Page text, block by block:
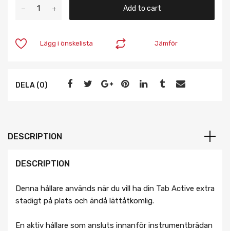
Add to cart
Jämför
Lägg i önskelista
DELA (0)
DESCRIPTION
DESCRIPTION
Denna hållare används när du vill ha din Tab Active extra
stadigt på plats och ändå lättåtkomlig.
En aktiv hållare som ansluts innanför instrumentbrädan